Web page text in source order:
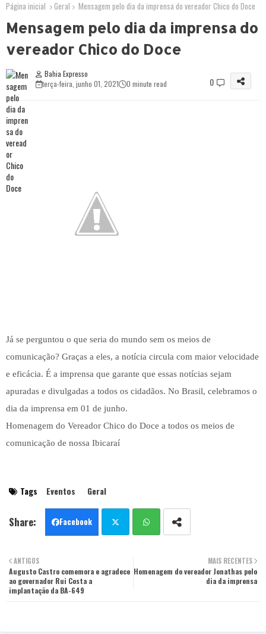
Página inicial Geral Mensagem pelo dia da imprensa do vereador Chico do Doce
Mensagem pelo dia da imprensa do
vereador Chico do Doce
Bahia Expresso
terça-feira, junho 01, 2021
0 minute read 0
Já se perguntou o que seria do mundo sem os meios de
comunicação? Graças a eles, a notícia circula com maior velocidade
e eficácia. É a imprensa que garante que essas notícias sejam
apuradas e divulgadas a todos os cidadãos. No Brasil, celebramos o
dia da imprensa em 01 de junho.
Homenagem do Vereador Chico do Doce a todos os meios de
comunicação de nossa Ibicaraí
Tags Eventos Geral
Facebook
ter tsa
MAIS RECENTES
Homenagem do vereador Jonathas pelo
dia da imprensa
ANTIGOS
Augusto Castro comemora e agradece
ao governador Rui Costa a
implantação da BA-649